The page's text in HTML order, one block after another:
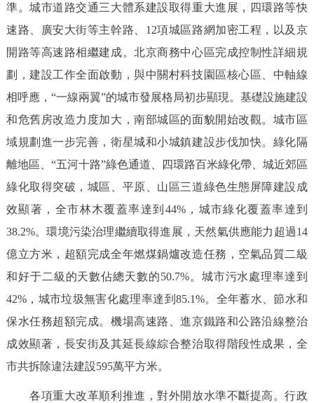
ITALIANO
準。城市道路交通三大體系建設取得重大進展，四環路等快
速路、廣安大街等主幹路、12項城區路網加密工程，以及京
開路等高速路相繼建成。北京商務中心區完成控制性詳細規
劃，建設工作全面啟動，與中關村科技園區核心區、中軸線
相呼應，“一線兩翼”的城市發展格局初步顯現。基礎設施建設
和危舊房改造力度加大，南部城區的面貌開始改觀。城市區
域規劃進一步完善，衛星城和小城鎮建設步伐加快。綠化隔
離地區、“五河十路”綠色通道、四環路百米綠化帶、城近郊區
綠化取得突破，城區、平原、山區三道綠色生態屏障建設成
效顯著，全市林木覆蓋率達到44%，城市綠化覆蓋率達到
38.2%。環境污染治理繼續取得進展，天然氣供應能力超過14
億立方米，超額完成全年燃煤鍋爐改造任務，空氣品質二級
和好于二級的天數佔總天數的50.7%。城市污水處理率達到
42%，城市垃圾無害化處理率達到85.1%。全年蓄水、節水和
保水任務超額完成。機場高速路、進京鐵路和公路沿線整治
成效顯著，長安街及其延長線綜合整治取得階段性成果，全
市共拆除違法建設595萬平方米。
各項重大改革順利推進，對外開放水準不斷提高。行政